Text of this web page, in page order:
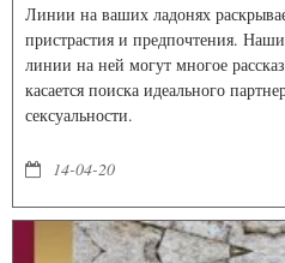
Линии на ваших ладонях
пристрастия и предпочтения.
линии на ней могут многое
касается поиска идеального
сексуальности.
14-04-20